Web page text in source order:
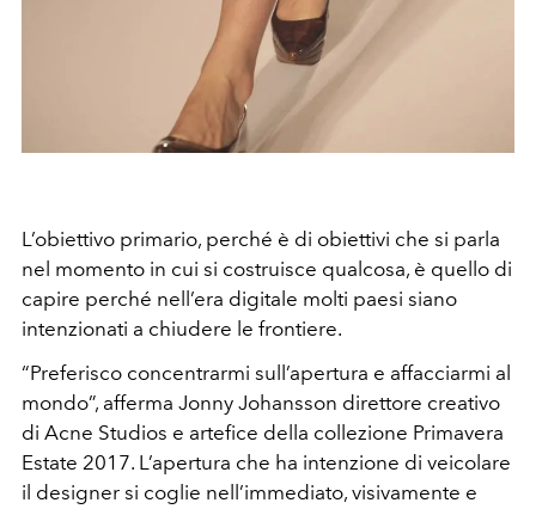
L’obiettivo primario, perché è di obiettivi che si parla
nel momento in cui si costruisce qualcosa, è quello di
capire perché nell’era digitale molti paesi siano
intenzionati a chiudere le frontiere.
“Preferisco concentrarmi sull’apertura e affacciarmi al
mondo”, afferma Jonny Johansson direttore creativo
di Acne Studios e artefice della collezione Primavera
Estate 2017. L’apertura che ha intenzione di veicolare
il designer si coglie nell’immediato, visivamente e